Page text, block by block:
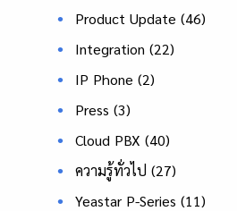
Product Update (46)
Integration (22)
IP Phone (2)
Press (3)
Cloud PBX (40)
ความรู้ทั่วไป (27)
Yeastar P-Series (11)